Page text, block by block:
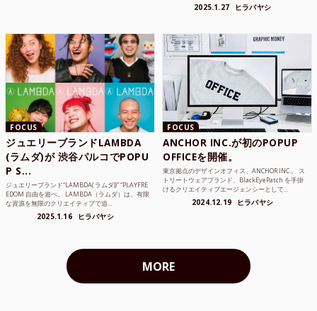
2025.1.27 ヒラバヤシ
FOCUS
ジュエリーブランドLAMBDA
(ラムダ)が 渋谷パルコでPOPU
P S...
ジュエリーブランド“LAMBDA( ラムダ))” “PLAYFRE
EDOM 自由を遊べ。 LAMBDA（ラムダ）は、有限
な資源を無限のクリエイティブで追...
2025.1.16 ヒラバヤシ
FOCUS
ANCHOR INC.が初のPOPUP
OFFICEを開催。
東京拠点のデザインオフィス、ANCHOR INC.。 ス
トリートウェアブランド、BlackEyePatch を手掛
けるクリエイティブエージェンシーとして...
2024.12.19 ヒラバヤシ
MORE